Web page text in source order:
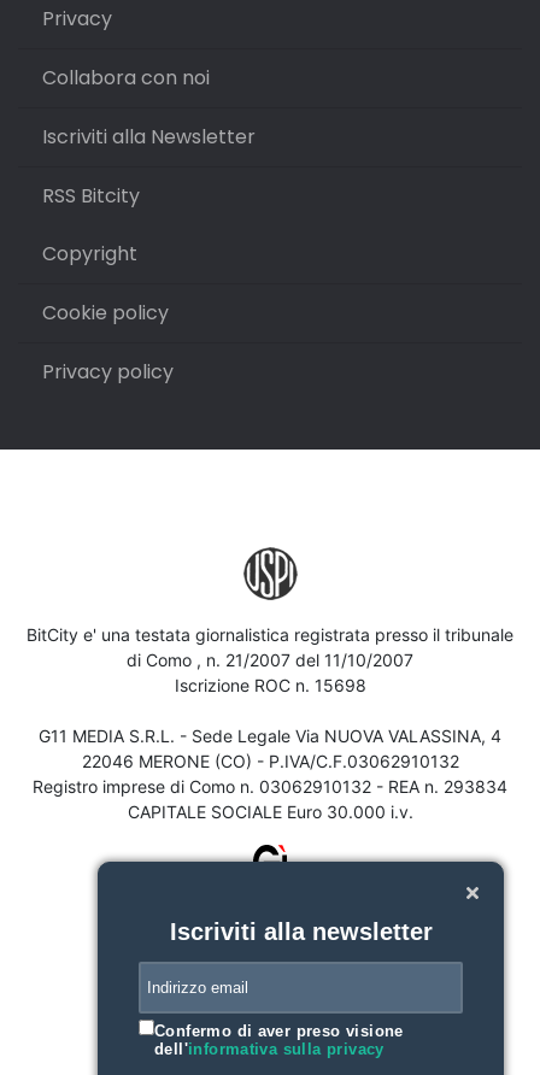
Privacy
Collabora con noi
Iscriviti alla Newsletter
RSS Bitcity
Copyright
Cookie policy
Privacy policy
BitCity e' una testata giornalistica registrata presso il tribunale
di Como , n. 21/2007 del 11/10/2007
Iscrizione ROC n. 15698
G11 MEDIA S.R.L. - Sede Legale Via NUOVA VALASSINA, 4
22046 MERONE (CO) - P.IVA/C.F.03062910132
Registro imprese di Como n. 03062910132 - REA n. 293834
CAPITALE SOCIALE Euro 30.000 i.v.
Iscriviti alla newsletter
Confermo di aver preso visione
dell'informativa sulla privacy